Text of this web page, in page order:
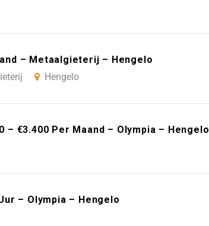
– Metaalgieterij – Hengelo
Hengelo
– €3.400 Per Maand – Olympia – Hengelo
– Olympia – Hengelo